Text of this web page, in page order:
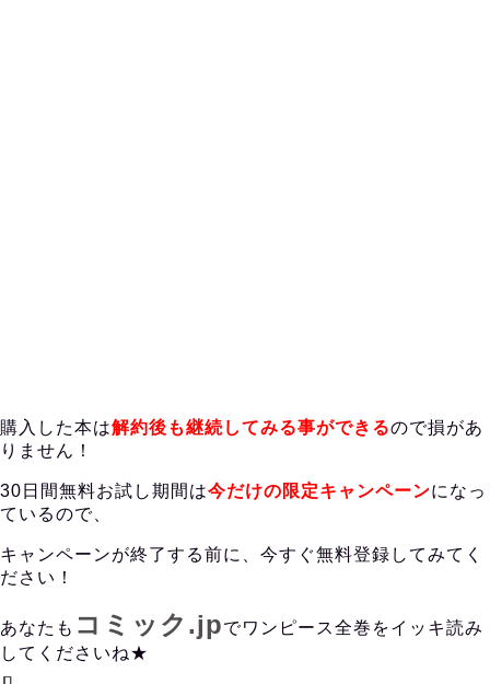
購入した本は解約後も継続してみる事ができるので損があ
りません！
30日間無料お試し期間は今だけの限定キャンペーンになっ
ているので、
キャンペーンが終了する前に、今すぐ無料登録してみてく
ださい！
あなたも コミック.jpでワンピース全巻をイッキ読み
してくださいね★